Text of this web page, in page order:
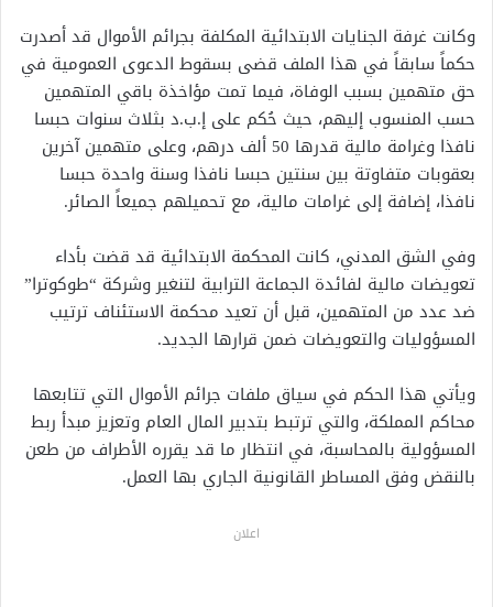
وكانت غرفة الجنايات الابتدائية المكلفة بجرائم الأموال قد أصدرت
حكماً سابقاً في هذا الملف قضى بسقوط الدعوى العمومية في
حق متهمين بسبب الوفاة، فيما تمت مؤاخذة باقي المتهمين
حسب المنسوب إليهم، حيث حُكم على إ.ب.د بثلاث سنوات حبسا
نافذا وغرامة مالية قدرها 50 ألف درهم، وعلى متهمين آخرين
بعقوبات متفاوتة بين سنتين حبسا نافذا وسنة واحدة حبسا
نافذا، إضافة إلى غرامات مالية، مع تحميلهم جميعاً الصائر.
وفي الشق المدني، كانت المحكمة الابتدائية قد قضت بأداء
تعويضات مالية لفائدة الجماعة الترابية لتنغير وشركة “طوكوترا”
ضد عدد من المتهمين، قبل أن تعيد محكمة الاستئناف ترتيب
المسؤوليات والتعويضات ضمن قرارها الجديد.
ويأتي هذا الحكم في سياق ملفات جرائم الأموال التي تتابعها
محاكم المملكة، والتي ترتبط بتدبير المال العام وتعزيز مبدأ ربط
المسؤولية بالمحاسبة، في انتظار ما قد يقرره الأطراف من طعن
بالنقض وفق المساطر القانونية الجاري بها العمل.
اعلان